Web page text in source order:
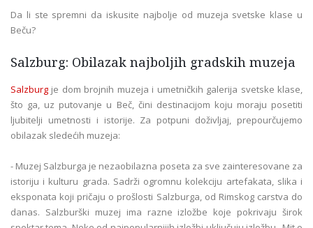
Da li ste spremni da iskusite najbolje od muzeja svetske klase u
Beču?
Salzburg: Obilazak najboljih gradskih muzeja
Salzburg je dom brojnih muzeja i umetničkih galerija svetske klase,
što ga, uz putovanje u Beč, čini destinacijom koju moraju posetiti
ljubitelji umetnosti i istorije. Za potpuni doživljaj, prepourčujemo
obilazak sledećih muzeja:
- Muzej Salzburga je nezaobilazna poseta za sve zainteresovane za
istoriju i kulturu grada. Sadrži ogromnu kolekciju artefakata, slika i
eksponata koji pričaju o prošlosti Salzburga, od Rimskog carstva do
danas. Salzburški muzej ima razne izložbe koje pokrivaju širok